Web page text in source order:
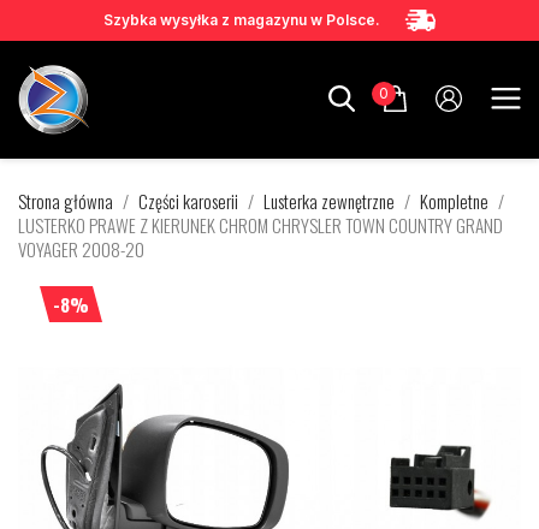
Szybka wysyłka z magazynu w Polsce.
0
Strona główna Części karoserii Lusterka zewnętrzne
Kompletne
LUSTERKO PRAWE Z KIERUNEK CHROM CHRYSLER TOWN COUNTRY GRAND
VOYAGER 2008-20
-8%